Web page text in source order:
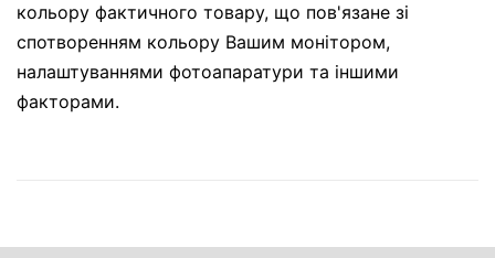
кольору фактичного товару, що пов'язане зі
спотворенням кольору Вашим монітором,
налаштуваннями фотоапаратури та іншими
факторами.